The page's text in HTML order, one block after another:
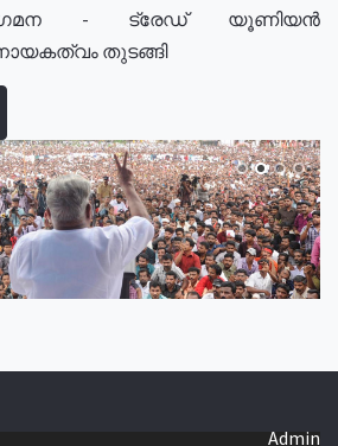
- ട്രേഡ് യൂണിയൻ
തുടങ്ങി
Admin